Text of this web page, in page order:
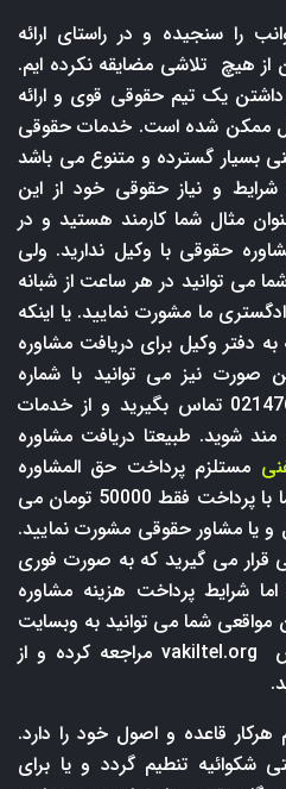
را سنجیده و در راستای ارائه
از هیچ تلاشی مضایقه نکرده ایم.
یک تیم حقوقی قوی و ارائه
ممکن شده است. خدمات حقوقی
بسیار گسترده و متنوع می باشد
و نیاز حقوقی خود از این
مثال شما کارمند هستید و در
حقوقی با وکیل ندارید. ولی
می توانید در هر ساعت از شبانه
ما مشورت نمایید. یا اینکه
دفتر وکیل برای دریافت مشاوره
صورت نیز می توانید با شماره
09212242670 و یا 02147625900 تماس بگیرید و از خدمات
شوید. طبیعتا دریافت مشاوره
مستلزم پرداخت حق المشاوره
است اما در وکلای تلفنی ما شما با پرداخت فقط 50000 تومان می
با وکیل و یا مشاور حقوقی مشورت نمایید.
قرار می گیرید که به صورت فوری
شرایط پرداخت هزینه مشاوره
مواقعی شما می توانید به وبسایت
vakiltel.org مراجعه کرده و از
قاعده و اصول خود را دارد.
شکوائیه تنطیم گردد و یا برای